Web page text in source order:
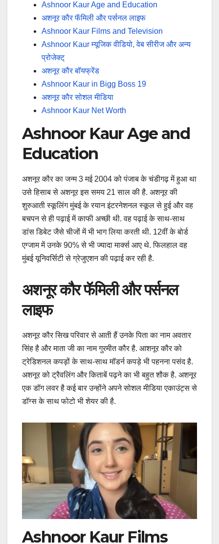
Ashnoor Kaur Age and Education
अशनूर कौर फॅमिली और पर्सनल लाइफ
Ashnoor Kaur Films and Television
Ashnoor Kaur म्यूजिक वीडियो, वेब सीरीज और अन्य
प्रोजेक्ट्
अशनूर कौर बॉयफ्रेंड
Ashnoor Kaur in Bigg Boss 19
अशनूर कौर सोशल मीडिया
Ashnoor Kaur Net Worth
Ashnoor Kaur Age and
Education
अशनूर कौर का जन्म 3 मई 2004 को पंजाब के चंडीगढ़ में हुआ था
उसे हिसाब से अशनूर इस समय 21 साल की है. अशनूर की
शुरुआती स्कूलिंग मुंबई के रयान इंटरनेशनल स्कूल से हुई और वह
बचपन से ही पढ़ाई में काफी अच्छी थी. वह पढ़ाई के साथ-साथ
डांस डिबेट जैसे चीजों में भी भाग लिया करती थी. 12वीं के बोर्ड
एग्जाम में उनके 90% से भी ज्यादा मार्क्स आए थे. फिलहाल वह
मुंबई यूनिवर्सिटी से ग्रेजुएशन की पढ़ाई कर रही है.
अशनूर कौर फॅमिली और पर्सनल
लाइफ
अशनूर कौर सिख परिवार से आती हैं उनके पिता का नाम अवतार
सिंह है और माता जी का नाम गुरमीत कौर है. आशनूर कौर को
ट्रेडिशनल कपड़ों के साथ-साथ मॉडर्न कपड़े भी पहनना पसंद है.
अशनूर को ट्रैवलिंग और किताबें पढ़ने का भी बहुत शौक है. अशनूर
एक डॉग लवर है कई बार उन्होंने अपने सोशल मीडिया एकाउंट्स से
डॉग्स के साथ फोटो भी शेयर की है.
Ashnoor Kaur Films